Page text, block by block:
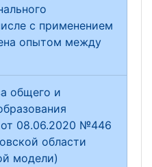
с применением
опытом между
общего и
08.06.2020 №446
области
модели)